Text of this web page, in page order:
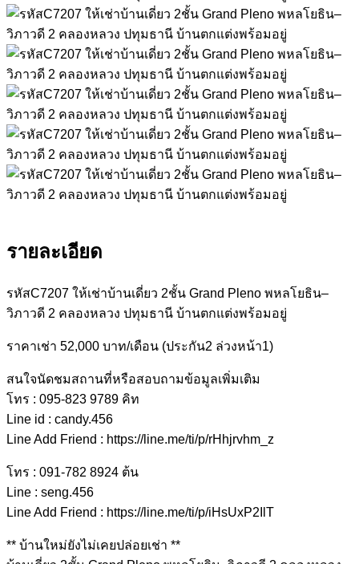
รายละเอียด
รหัสC7207 ให้เช่าบ้านเดี่ยว 2ชั้น Grand Pleno พหลโยธิน–
วิภาวดี 2 คลองหลวง ปทุมธานี บ้านตกแต่งพร้อมอยู่
ราคาเช่า 52,000 บาท/เดือน (ประกัน2 ล่วงหน้า1)
สนใจนัดชมสถานที่หรือสอบถามข้อมูลเพิ่มเติม
โทร : 095-823 9789 คิท
Line id : candy.456
Line Add Friend : https://line.me/ti/p/rHhjrvhm_z
โทร : 091-782 8924 ต้น
Line : seng.456
Line Add Friend : https://line.me/ti/p/iHsUxP2IlT
** บ้านใหม่ยังไม่เคยปล่อยเช่า **